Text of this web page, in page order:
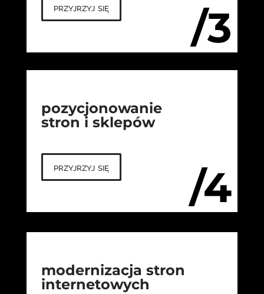
/3
przyjrzyj się
/4
pozycjonowanie
stron i sklepów
przyjrzyj się
modernizacja stron
internetowych